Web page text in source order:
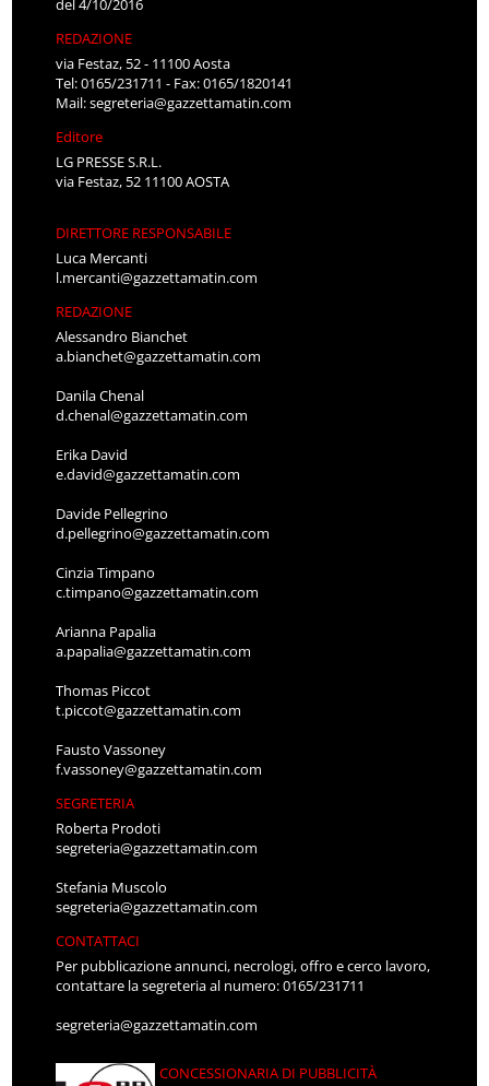
del 4/10/2016
REDAZIONE
via Festaz, 52 - 11100 Aosta
Tel: 0165/231711 - Fax: 0165/1820141
Mail:segreteria@gazzettamatin.com
Editore
LG PRESSE S.R.L.
via Festaz, 52 11100 AOSTA
DIRETTORE RESPONSABILE
Luca Mercanti
l.mercanti@gazzettamatin.com
REDAZIONE
Alessandro Bianchet
a.bianchet@gazzettamatin.com
Danila Chenal
d.chenal@gazzettamatin.com
Erika David
e.david@gazzettamatin.com
Davide Pellegrino
d.pellegrino@gazzettamatin.com
Cinzia Timpano
c.timpano@gazzettamatin.com
Arianna Papalia
a.papalia@gazzettamatin.com
Thomas Piccot
t.piccot@gazzettamatin.com
Fausto Vassoney
f.vassoney@gazzettamatin.com
SEGRETERIA
Roberta Prodoti
segreteria@gazzettamatin.com
Stefania Muscolo
segreteria@gazzettamatin.com
CONTATTACI
Per pubblicazione annunci, necrologi, offro e cerco lavoro,
contattare la segreteria al numero: 0165/231711
segreteria@gazzettamatin.com
CONCESSIONARIA DI PUBBLICITÀ